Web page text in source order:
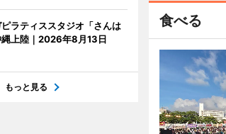
食べる
ラティススタジオ「さんは
縄上陸｜2026年8月13日
もっと見る